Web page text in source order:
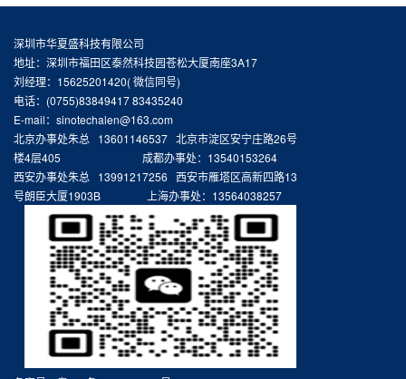
深圳市华夏盛科技有限公司
地址：深圳市福田区泰然科技园苍松大厦南座3A17
刘经理：15625201420( 微信同号)
电话：(0755)83849417 83435240
E-mail：sinotechalen@163.com
北京办事处朱总 13601146537 北京市淀区安宁庄路26号
楼4层405 成都办事处：13540153264
西安办事处朱总 13991217256 西安市雁塔区高新四路13
号朗臣大厦1903B 上海办事处：13564038257